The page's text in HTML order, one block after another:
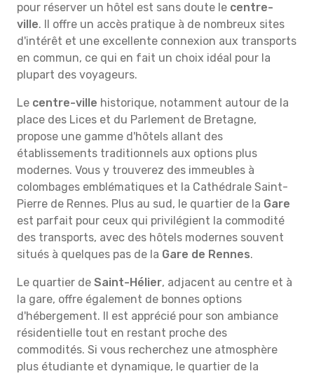
pour réserver un hôtel est sans doute le centre-
ville. Il offre un accès pratique à de nombreux sites
d'intérêt et une excellente connexion aux transports
en commun, ce qui en fait un choix idéal pour la
plupart des voyageurs.
Le centre-ville historique, notamment autour de la
place des Lices et du Parlement de Bretagne,
propose une gamme d'hôtels allant des
établissements traditionnels aux options plus
modernes. Vous y trouverez des immeubles à
colombages emblématiques et la Cathédrale Saint-
Pierre de Rennes. Plus au sud, le quartier de la Gare
est parfait pour ceux qui privilégient la commodité
des transports, avec des hôtels modernes souvent
situés à quelques pas de la Gare de Rennes.
Le quartier de Saint-Hélier, adjacent au centre et à
la gare, offre également de bonnes options
d'hébergement. Il est apprécié pour son ambiance
résidentielle tout en restant proche des
commodités. Si vous recherchez une atmosphère
plus étudiante et dynamique, le quartier de la